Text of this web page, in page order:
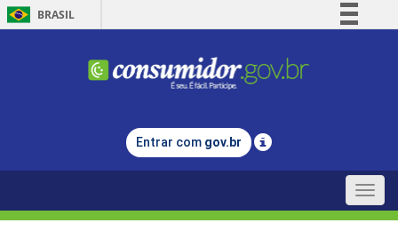
BRASIL
Comunica BR
Legislação
Entrar com gov.br
Toggle